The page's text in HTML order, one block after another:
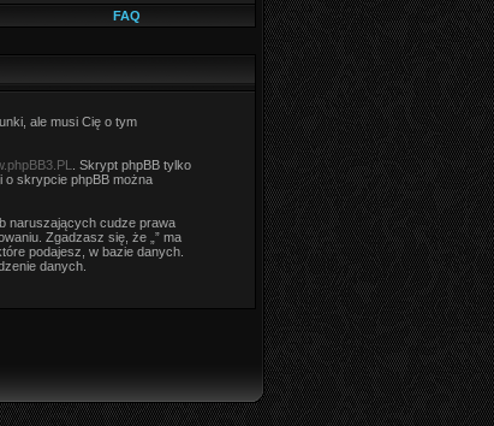
FAQ
ale musi Cię o tym
. Skrypt phpBB tylko
o skrypcie phpBB można
naruszających cudze prawa
Zgadzasz się, że „” ma
podajesz, w bazie danych.
danych.